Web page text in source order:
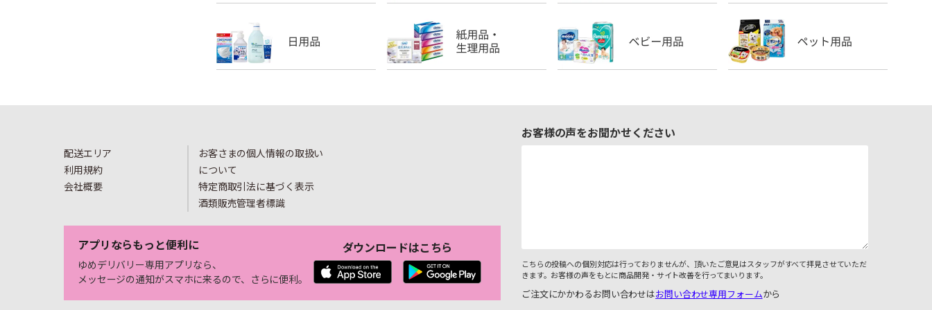
配送エリア
利用規約
会社概要
お客さまの個人情報の取扱い
について
特定商取引法に基づく表示
酒類販売管理者標識
アプリならもっと便利に
ゆめデリバリー専用アプリなら、
メッセージの通知がスマホに来るので、さらに便利。
ダウンロードはこちら
お客様の声をお聞かせください
こちらの投稿への個別対応は行っておりませんが、頂いたご意見はスタッフがすべて拝見させていただ
きます。お客様の声をもとに商品開発・サイト改善を行ってまいります。
ご注文にかかわるお問い合わせはお問い合わせ専用フォームから